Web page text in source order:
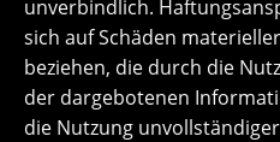
unverbindlich.
sich auf Schäden
beziehen, die durch die
der dargebotenen
die Nutzung